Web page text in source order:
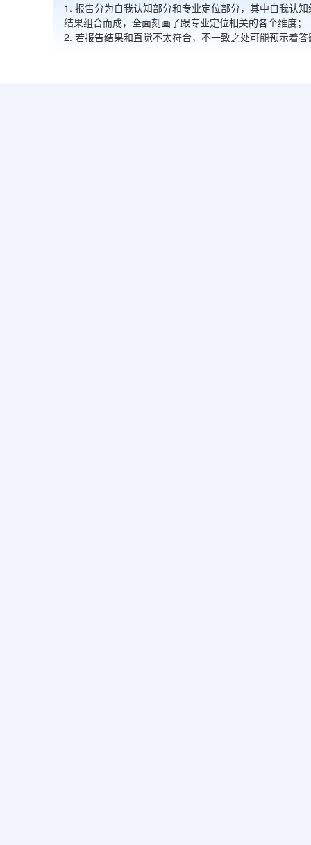
1. 报告分为自我认知部分和专业定位部分，其中自我认
结果组合而成，全面刻画了跟专业定位相关的各个维度；
2. 若报告结果和直觉不太符合，不一致之处可能预示着